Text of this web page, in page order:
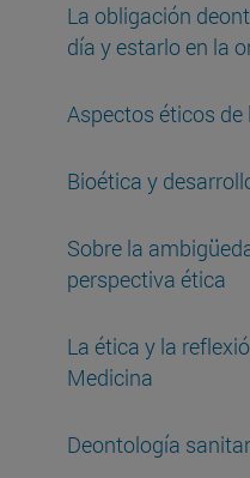
La obligación
día y estarlo en la
Aspectos éticos
Bioética y
Sobre la
perspectiva ética
La ética y la
Medicina
Deontología